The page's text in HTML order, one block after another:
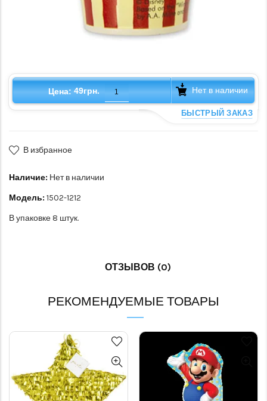
Цена: 49грн. Нет в наличии
БЫСТРЫЙ ЗАКАЗ
В избранное
Наличие: Нет в наличии
Модель: 1502-1212
В упаковке 8 штук.
ОТЗЫВОВ (0)
РЕКОМЕНДУЕМЫЕ ТОВАРЫ